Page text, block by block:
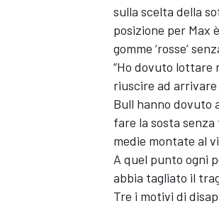
RALLY
sulla scelta della
posizione per Max
gomme ‘rosse’
“Ho dovuto lottare
riuscire ad arrivare
Bull hanno dovuto
fare la sosta
medie montate al
A quel punto ogni
abbia tagliato il
Tre i motivi di